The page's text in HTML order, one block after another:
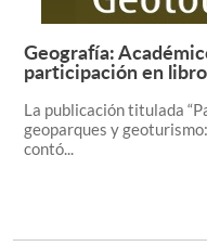
Geografía:
participación en
La publicación titulada
geoparques y
contó...